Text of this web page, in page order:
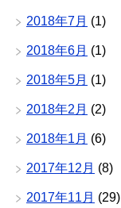
2018年7月 (1)
2018年6月 (1)
2018年5月 (1)
2018年2月 (2)
2018年1月 (6)
2017年12月 (8)
2017年11月 (29)